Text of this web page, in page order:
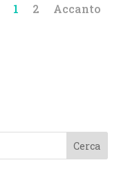
1 2 Accanto